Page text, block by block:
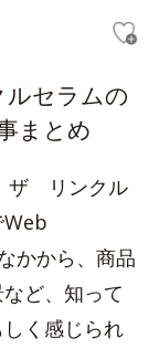
ルセラムの
まとめ
ザ リンクル
Web
かから、商品
ど、知って
く感じられ